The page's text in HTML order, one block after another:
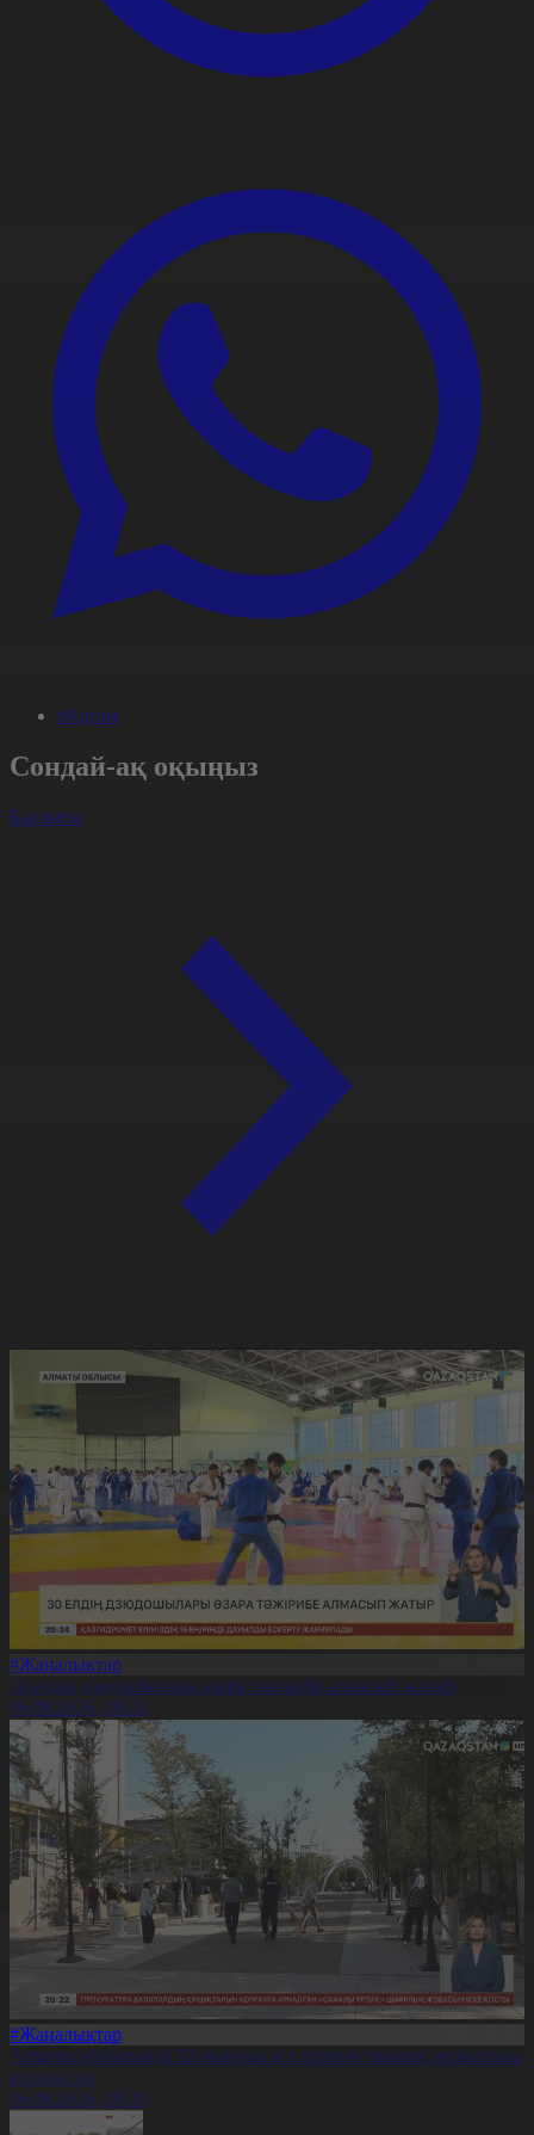
#Қоғам
Сондай-ақ оқыңыз
Барлығы
#Жаңалықтар
30 елдің дзюдошылары өзара тәжірибе алмасып жатыр
06.08.2026, 20:22
#Жаңалықтар
Алматы облысында 22 мыңнан аса тұрғын тазалық жұмысына
атсалысты
06.08.2026, 20:20